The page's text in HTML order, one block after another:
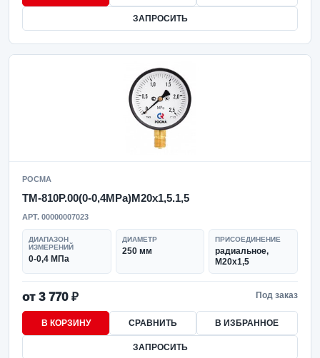
ЗАПРОСИТЬ
РОСМА
ТМ-810Р.00(0-0,4MPa)M20x1,5.1,5
АРТ. 00000007023
ДИАПАЗОН
ИЗМЕРЕНИЙ
0-0,4 МПа
ДИАМЕТР
250 мм
ПРИСОЕДИНЕНИЕ
радиальное,
M20x1,5
от 3 770 ₽ Под заказ
В КОРЗИНУ СРАВНИТЬ В ИЗБРАННОЕ
ЗАПРОСИТЬ